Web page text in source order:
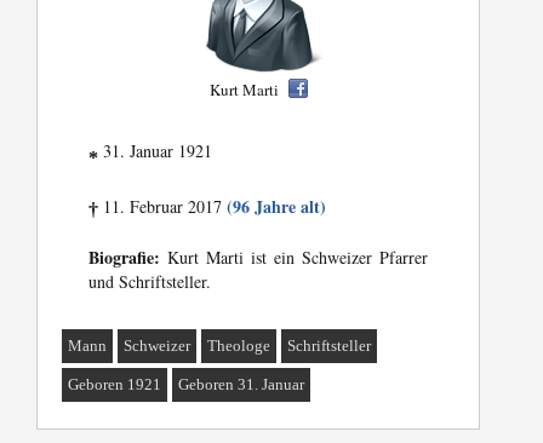
Kurt Marti
* 31. Januar 1921
† 11. Februar 2017(96 Jahre alt)
Biografie: Kurt Marti ist ein Schweizer Pfarrer
und Schriftsteller.
Mann Schweizer Theologe Schriftsteller
Geboren 1921 Geboren 31. Januar